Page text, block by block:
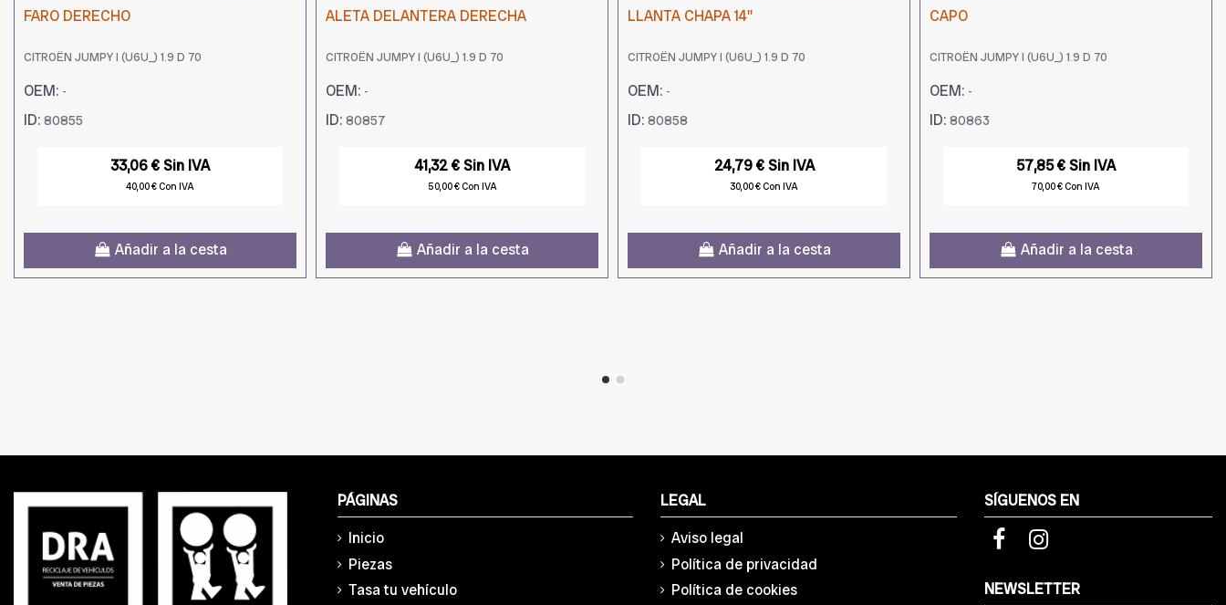
FARO DERECHO
CITROËN JUMPY I (U6U_) 1.9 D 70
OEM: -
ID: 80855
33,06 € Sin IVA
40,00 € Con IVA
Añadir a la cesta
ALETA DELANTERA DERECHA
CITROËN JUMPY I (U6U_) 1.9 D 70
OEM: -
ID: 80857
41,32 € Sin IVA
50,00 € Con IVA
Añadir a la cesta
LLANTA CHAPA 14''
CITROËN JUMPY I (U6U_) 1.9 D 70
OEM: -
ID: 80858
24,79 € Sin IVA
30,00 € Con IVA
Añadir a la cesta
CAPO
CITROËN JUMPY I (U6U_) 1.9 D 70
OEM: -
ID: 80863
57,85 € Sin IVA
70,00 € Con IVA
Añadir a la cesta
PÁGINAS
Inicio
Piezas
Tasa tu vehículo
LEGAL
Aviso legal
Política de privacidad
Política de cookies
SÍGUENOS EN
NEWSLETTER